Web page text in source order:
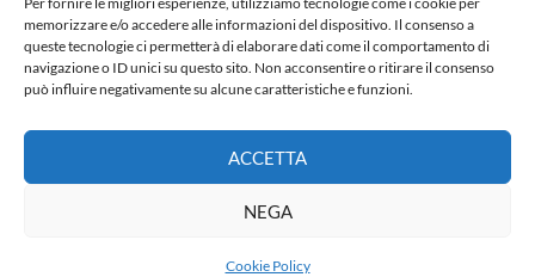
memorizzare e/o accedere alle informazioni del dispositivo. Il consenso a
queste tecnologie ci permetterà di elaborare dati come il comportamento di
navigazione o ID unici su questo sito. Non acconsentire o ritirare il consenso
può influire negativamente su alcune caratteristiche e funzioni.
ACCETTA
NEGA
Cookie Policy
Giugno 2021
Febbraio 2021